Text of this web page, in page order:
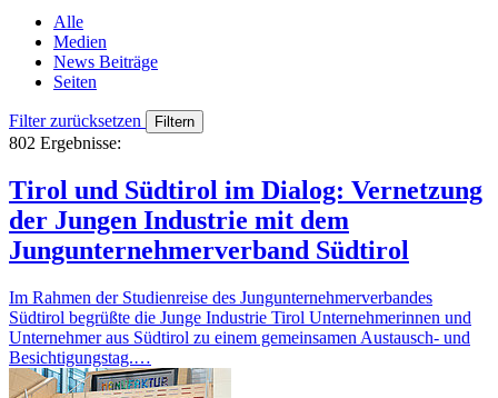
Alle
Medien
News Beiträge
Seiten
Filter zurücksetzen
802 Ergebnisse:
Tirol und Südtirol im Dialog: Vernetzung
der Jungen Industrie mit dem
Jungunternehmerverband Südtirol
Im Rahmen der Studienreise des Jungunternehmerverbandes
Südtirol begrüßte die Junge Industrie Tirol Unternehmerinnen und
Unternehmer aus Südtirol zu einem gemeinsamen Austausch- und
Besichtigungstag.…